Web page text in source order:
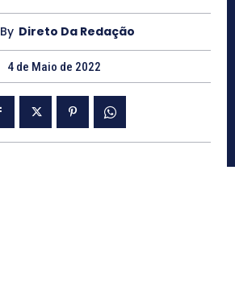
By Direto Da Redação
4 de Maio de 2022